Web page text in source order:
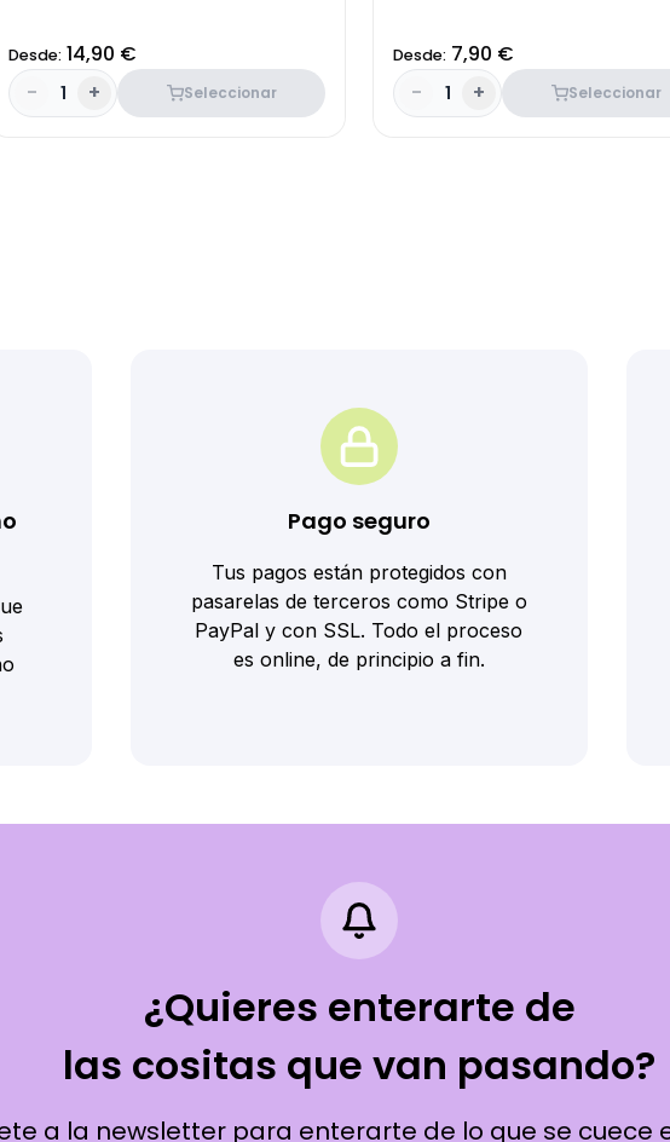
Desde: 14,90 €
-
1 + Seleccionar
Desde: 7,90 €
-
1 + Seleccionar
Pago seguro
Tus pagos están protegidos con
pasarelas de terceros como Stripe o
PayPal y con SSL. Todo el proceso
es online, de principio a fin.
¿Quieres enterarte de
las cositas que van pasando?
a la newsletter para enterarte de lo que se cuece